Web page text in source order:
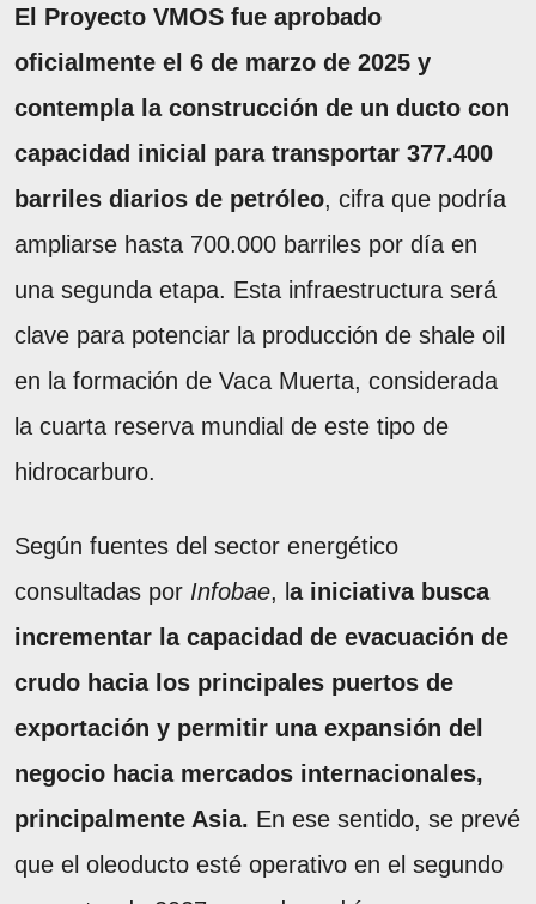
El Proyecto VMOS fue aprobado
oficialmente el 6 de marzo de 2025 y
contempla la construcción de un ducto con
capacidad inicial para transportar 377.400
barriles diarios de petróleo, cifra que podría
ampliarse hasta 700.000 barriles por día en
una segunda etapa. Esta infraestructura será
clave para potenciar la producción de shale oil
en la formación de Vaca Muerta, considerada
la cuarta reserva mundial de este tipo de
hidrocarburo.
Según fuentes del sector energético
consultadas por Infobae, l a iniciativa busca
incrementar la capacidad de evacuación de
crudo hacia los principales puertos de
exportación y permitir una expansión del
negocio hacia mercados internacionales,
principalmente Asia. En ese sentido, se prevé
que el oleoducto esté operativo en el segundo